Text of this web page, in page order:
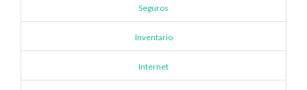
Seguros
Inventario
Internet